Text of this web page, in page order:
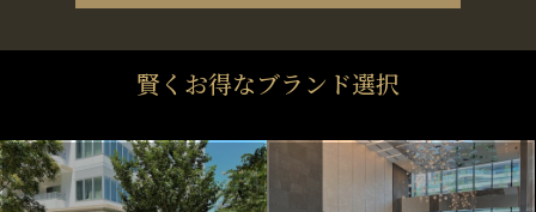
賢くお得なブランド選択